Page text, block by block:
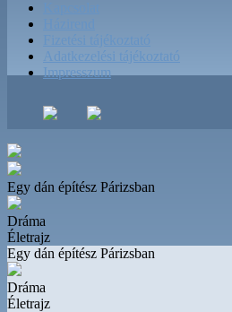
Fizetési tájékoztató
Adatkezelési tájékoztató
Impresszum
Egy dán építész Párizsban
Dráma
Életrajz
Egy dán építész Párizsban
Dráma
Életrajz